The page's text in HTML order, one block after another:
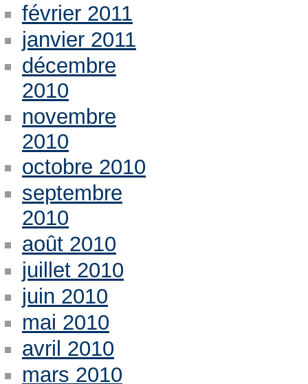
février 2011
janvier 2011
décembre
2010
novembre
2010
octobre 2010
septembre
2010
août 2010
juillet 2010
juin 2010
mai 2010
avril 2010
mars 2010